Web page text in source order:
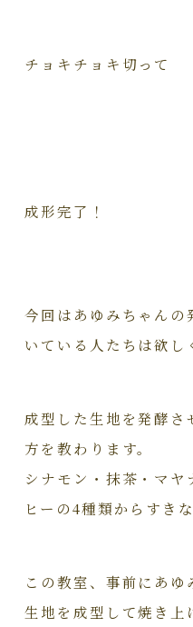
チョキチョキ切って
成形完了！
今回はあゆみちゃんの
いている人たちは欲
成型した生地を発酵さ
方を教わります。
シナモン・抹茶・マヤ
ヒーの4種類からすき
この教室、事前にあ
生地を成型して焼き上